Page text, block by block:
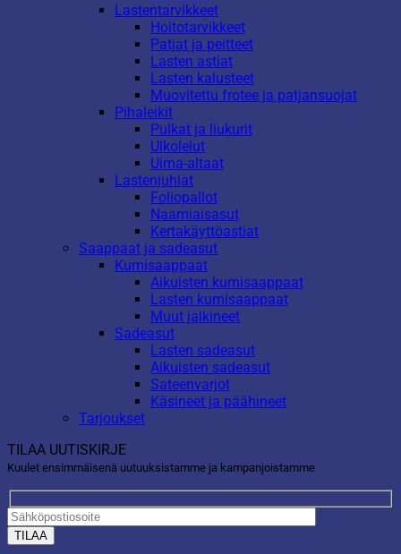
Lastentarvikkeet
Hoitotarvikkeet
Patjat ja peitteet
Lasten astiat
Lasten kalusteet
Muovitettu frotee ja patjansuojat
Pihaleikit
Pulkat ja liukurit
Ulkolelut
Uima-altaat
Lastenjuhlat
Foliopallot
Naamiaisasut
Kertakäyttöastiat
Saappaat ja sadeasut
Kumisaappaat
Aikuisten kumisaappaat
Lasten kumisaappaat
Muut jalkineet
Sadeasut
Lasten sadeasut
Aikuisten sadeasut
Sateenvarjot
Käsineet ja päähineet
Tarjoukset
TILAA UUTISKIRJE
Kuulet ensimmäisenä uutuuksistamme ja kampanjoistamme